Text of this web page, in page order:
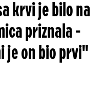
krvi je bilo na
priznala -
je on bio prvi"